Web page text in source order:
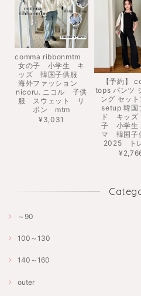
comma ribbonmtm
女の子 小学生 キ
ッズ 韓国子供服
海外ファッション
nicoru. ニコル 子供
服 スウェット リ
ボン mtm
¥3,031
【予約】
tops パンツ
ング セッ
setup 韓国
ド キッ
子 小学
マ 韓国子
2025 ト
～90
100～130
140～160
outer